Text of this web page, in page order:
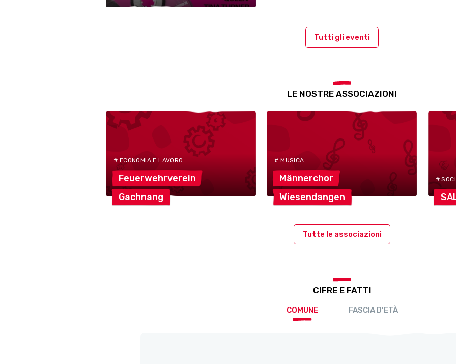
Tutti gli eventi
LE NOSTRE ASSOCIAZIONI
# ECONOMIA E LAVORO
Feuerwehrverein
Gachnang
# MUSICA
Männerchor
Wiesendangen
#
Tutte le associazioni
CIFRE E FATTI
COMUNE FASCIA D’ETÀ